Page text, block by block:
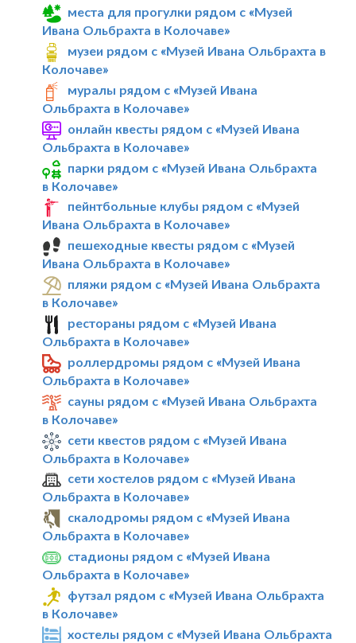
места для прогулки рядом с «Музей
Ивана Ольбрахта в Колочаве»
музеи рядом с «Музей Ивана Ольбрахта в
Колочаве»
муралы рядом с «Музей Ивана
Ольбрахта в Колочаве»
онлайн квесты рядом с «Музей Ивана
Ольбрахта в Колочаве»
парки рядом с «Музей Ивана Ольбрахта
в Колочаве»
пейнтбольные клубы рядом с «Музей
Ивана Ольбрахта в Колочаве»
пешеходные квесты рядом с «Музей
Ивана Ольбрахта в Колочаве»
пляжи рядом с «Музей Ивана Ольбрахта
в Колочаве»
рестораны рядом с «Музей Ивана
Ольбрахта в Колочаве»
роллердромы рядом с «Музей Ивана
Ольбрахта в Колочаве»
сауны рядом с «Музей Ивана Ольбрахта
в Колочаве»
сети квестов рядом с «Музей Ивана
Ольбрахта в Колочаве»
сети хостелов рядом с «Музей Ивана
Ольбрахта в Колочаве»
скалодромы рядом с «Музей Ивана
Ольбрахта в Колочаве»
стадионы рядом с «Музей Ивана
Ольбрахта в Колочаве»
футзал рядом с «Музей Ивана Ольбрахта
в Колочаве»
хостелы рядом с «Музей Ивана Ольбрахта